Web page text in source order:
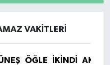
VAKITLERI
ÖĞLE İKINDI